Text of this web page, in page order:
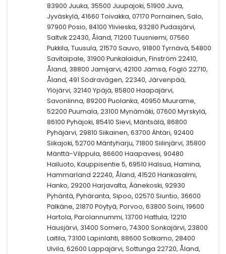
83900 Juuka, 35500 Juupajoki, 51900 Juva,
Jyväskylä, 41660 Toivakka, 07170 Pornainen, Salo,
97900 Posio, 84100 Ylivieska, 93280 Pudasjärvi,
Saltvik 22430, Åland, 71200 Tuusniemi, 07560
Pukkila, Tuusula, 21570 Sauvo, 91800 Tyrnävä, 54800
Savitaipale, 31900 Punkalaidun, Finström 22410,
Åland, 38800 Jamijarvi, 42100 Jämsä, Föglö 22710,
Åland, 491 Södravägen, 22340, Järvenpää,
Ylöjärvi, 32140 Ypäjä, 85800 Haapajärvi,
Savonlinna, 89200 Puolanka, 40950 Muurame,
52200 Puumala, 23100 Mynämäki, 07600 Myrskylä,
86100 Pyhäjoki, 85410 Sievi, Mäntsälä, 86800
Pyhäjärvi, 29810 Siikainen, 63700 Ähtäri, 92400
Siikajoki, 52700 Mäntyharju, 71800 Siilinjärvi, 35800
Mänttä-Vilppula, 86600 Haapavesi, 90480
Hailuoto, Kauppisentie 5, 69510 Halsua, Hamina,
Hammarland 22240, Åland, 41520 Hankasalmi,
Hanko, 29200 Harjavalta, Äänekoski, 92930
Pyhäntä, Pyhäranta, Sipoo, 02570 Siuntio, 36600
Pälkäne, 21870 Pöytyä, Porvoo, 63800 Soini, 19600
Hartola, Parolannummi, 13700 Hattula, 12210
Hausjärvi, 31400 Somero, 74300 Sonkajärvi, 23800
Laitila, 73100 Lapinlahti, 88600 Sotkamo, 28400
Ulvila, 62600 Lappajärvi, Sottunga 22720, Åland,